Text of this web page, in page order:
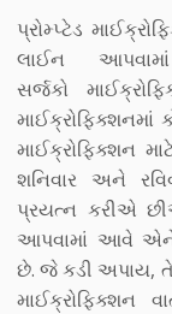
પ્રોમ્પ્ટેડ
લાઈન
સર્જકો
માઈક્રોફિક્શન
શનિવાર અને
પ્રયત્ન કરીએ
આપવામાં આવે એને
છે. જે કડી અપાય,
માઈક્રોફિક્શન